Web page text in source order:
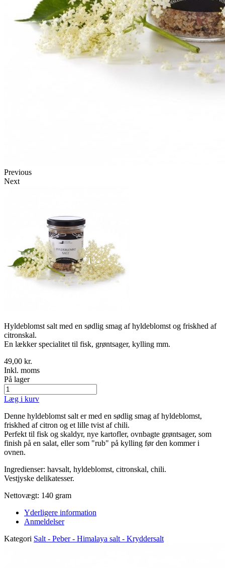
Previous
Next
Hyldeblomst salt med en sødlig smag af hyldeblomst og friskhed af
citronskal.
En lækker specialitet til fisk, grøntsager, kylling mm.
49,00 kr.
Inkl. moms
På lager
Læg i kurv
Denne hyldeblomst salt er med en sødlig smag af hyldeblomst,
friskhed af citron og et lille tvist af chili.
Perfekt til fisk og skaldyr, nye kartofler, ovnbagte grøntsager, som
finish på en salat, eller som "rub" på kylling før den kommer i
ovnen.
Ingredienser: havsalt, hyldeblomst, citronskal, chili.
Vestjyske delikatesser.
Nettovægt: 140 gram
Yderligere information
Anmeldelser
Kategori Salt - Peber - Himalaya salt - Kryddersalt